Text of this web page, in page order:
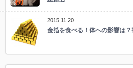
2015.11.20
金箔を食べる！体への影響は